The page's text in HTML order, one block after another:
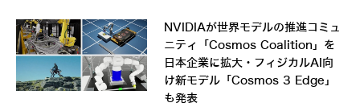
NVIDIAが世界モデルの推進コミュ
ニティ「Cosmos Coalition」を
日本企業に拡大・フィジカルAI向
け新モデル「Cosmos 3 Edge」
も発表